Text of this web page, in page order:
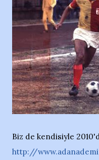
Biz de kendisiyle
http://